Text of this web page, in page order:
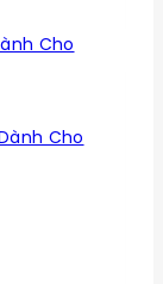
Cho